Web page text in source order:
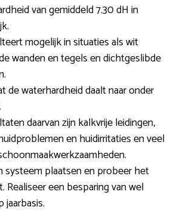
van gemiddeld 7.30 dH in
mogelijk in situaties als wit
wanden en tegels en dichtgeslibde
de waterhardheid daalt naar onder
daarvan zijn kalkvrije leidingen,
en huidirritaties en veel
systeem plaatsen en probeer het
Realiseer een besparing van wel